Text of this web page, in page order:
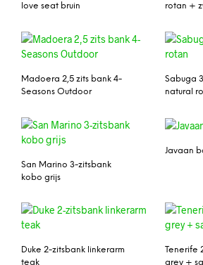
love seat bruin
rotan +
Madoera 2,5 zits bank 4-
Seasons Outdoor
Sabuga
natural
San Marino 3-zitsbank
kobo grijs
Javaan
Duke 2-zitsbank linkerarm
teak
Tenerife
grey +